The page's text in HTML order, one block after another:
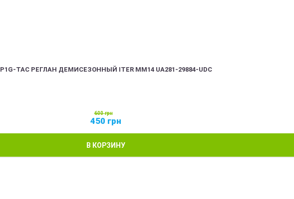
P1G-TAC РЕГЛАН ДЕМИСЕЗОННЫЙ ITER ММ14 UA281-29884-UDC
600грн
450 грн
В КОРЗИНУ